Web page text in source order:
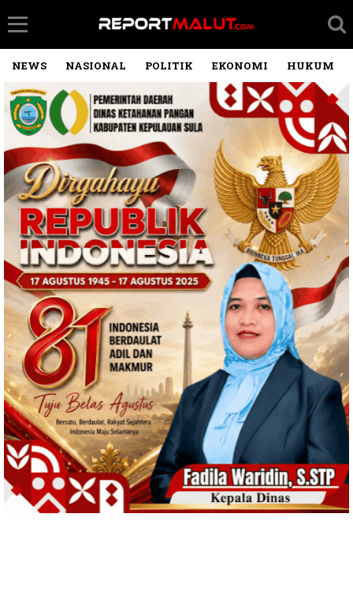
NEWS NASIONAL POLITIK EKONOMI HUKUM